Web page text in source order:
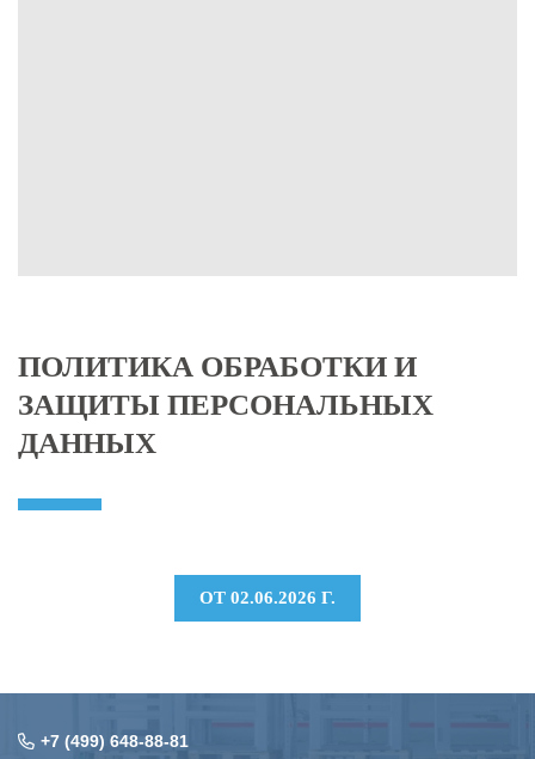
ПОЛИТИКА ОБРАБОТКИ И
ЗАЩИТЫ ПЕРСОНАЛЬНЫХ
ДАННЫХ
ОТ 02.06.2026 Г.
+7 (499) 648-88-81